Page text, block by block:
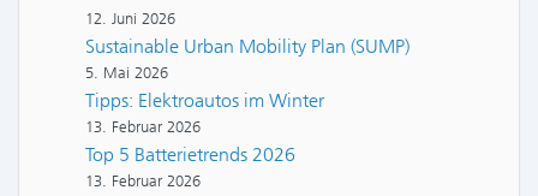
12. Juni 2026
Sustainable Urban Mobility Plan (SUMP)
5. Mai 2026
Tipps: Elektroautos im Winter
13. Februar 2026
Top 5 Batterietrends 2026
13. Februar 2026